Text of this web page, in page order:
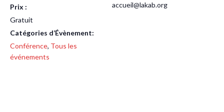
Prix :
Gratuit
Catégories d’Évènement:
Conférence, Tous les
événements
accueil@lakab.org